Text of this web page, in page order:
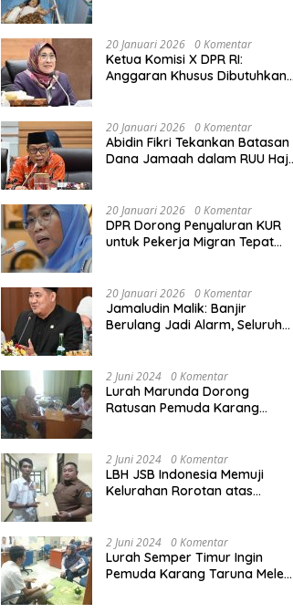
Mendapat Lampu Jalan?
20 Januari 2026 0 Komentar
Ketua Komisi X DPR RI:
Anggaran Khusus Dibutuhkan
Akibat Bencana
20 Januari 2026 0 Komentar
Abidin Fikri Tekankan Batasan
Dana Jamaah dalam RUU Haji
20 Januari 2026 0 Komentar
DPR Dorong Penyaluran KUR
untuk Pekerja Migran Tepat
PMI
20 Januari 2026 0 Komentar
Jamaludin Malik: Banjir
Berulang Jadi Alarm, Seluruh
2 Juni 2024 0 Komentar
Lurah Marunda Dorong
Ratusan Pemuda Karang
Paralegal Gratis Yang
Diadakan LBH JSB Indonesia
2 Juni 2024 0 Komentar
LBH JSB Indonesia Memuji
Kelurahan Rorotan atas
150 orang Pemuda Karang
Taruna di Jakarta Utara
2 Juni 2024 0 Komentar
Lurah Semper Timur Ingin
Pemuda Karang Taruna Melek